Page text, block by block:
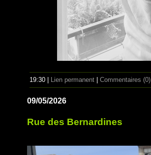
19:30 | Lien permanent Commentaires (0)
09/05/2026
Rue des Bernardines